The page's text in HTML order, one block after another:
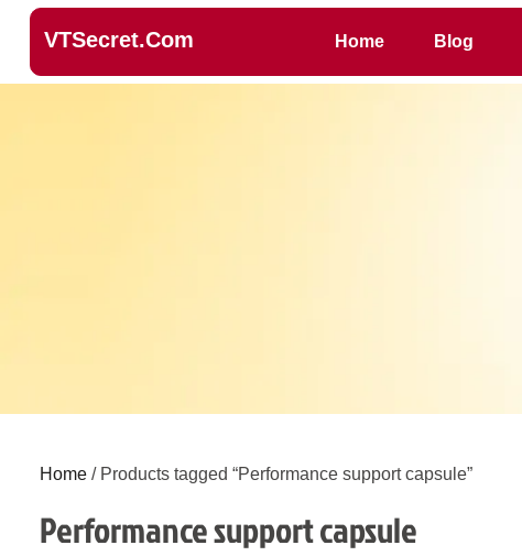
VTSecret.com Home Blog
Home / Products tagged “Performance support capsule”
Performance support capsule